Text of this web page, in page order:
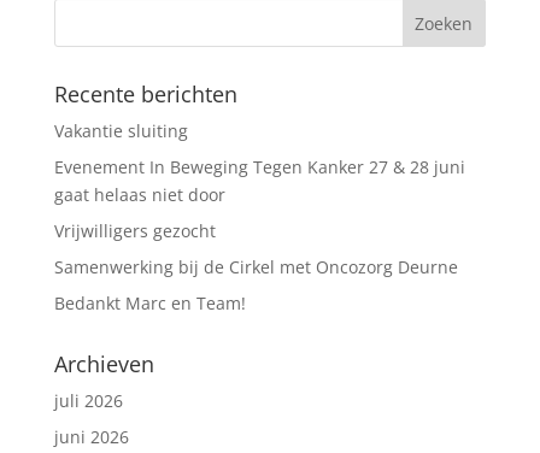
Recente berichten
Vakantie sluiting
Evenement In Beweging Tegen Kanker 27 & 28 juni
gaat helaas niet door
Vrijwilligers gezocht
Samenwerking bij de Cirkel met Oncozorg Deurne
Bedankt Marc en Team!
Archieven
juli 2026
juni 2026